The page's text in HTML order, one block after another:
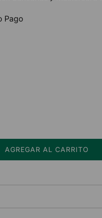
Pago
AGREGAR AL CARRITO
C
G
N